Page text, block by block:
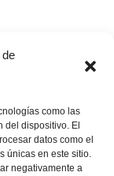
como las
del dispositivo. El
datos como el
únicas en este sitio.
negativamente a